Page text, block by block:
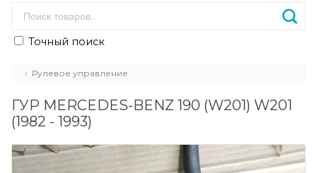
Точный поиск
Рулевое управление
ГУР MERCEDES-BENZ 190 (W201) W201
(1982 - 1993)